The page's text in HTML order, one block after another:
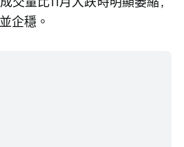
企穩。